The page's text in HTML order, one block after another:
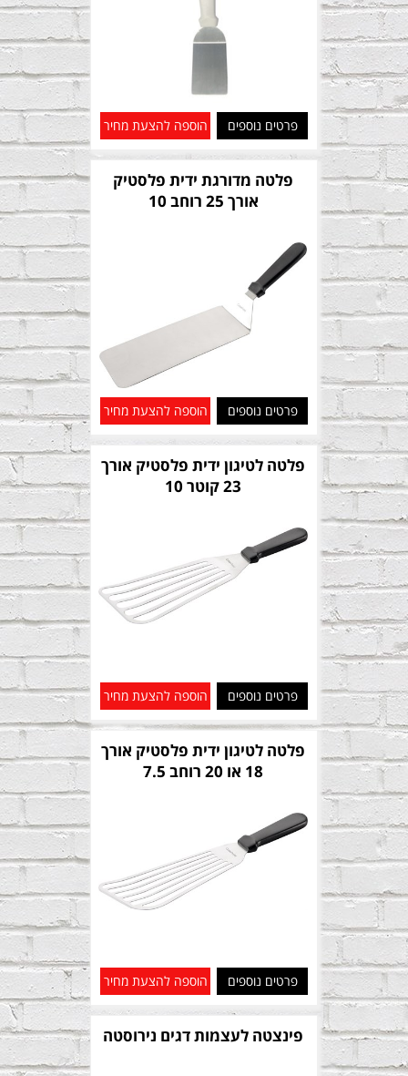
פרטים נוספים הוספה להצעת מחיר
פלטה מדורגת ידית פלסטיק
אורך 25 רוחב 10
פרטים נוספים הוספה להצעת מחיר
פלטה לטיגון ידית פלסטיק אורך
23 קוטר 10
פרטים נוספים הוספה להצעת מחיר
פלטה לטיגון ידית פלסטיק אורך
18 או 20 רוחב 7.5
פרטים נוספים הוספה להצעת מחיר
פינצטה לעצמות דגים נירוסטה